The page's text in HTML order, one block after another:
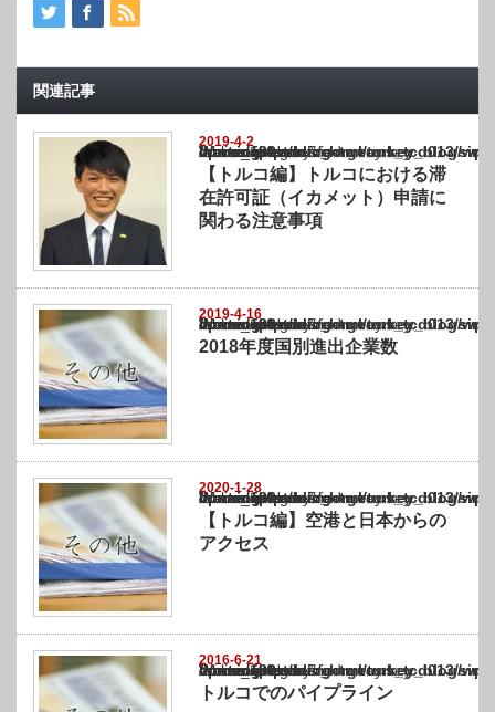
関連記事
2019-4-2
Warning
: Undefined array key "show_category" in
/home/netst/kuno-cpa.co.jp/public_html/turkey_blog/wp-content/themes/
on line183
【トルコ編】トルコにおける滞
在許可証（イカメット）申請に
関わる注意事項
2019-4-16
Warning
: Undefined array key "show_category" in
/home/netst/kuno-cpa.co.jp/public_html/turkey_blog/wp-content/themes/
on line183
2018年度国別進出企業数
2020-1-28
Warning
: Undefined array key "show_category" in
/home/netst/kuno-cpa.co.jp/public_html/turkey_blog/wp-content/themes/
on line183
【トルコ編】空港と日本からの
アクセス
2016-6-21
Warning
: Undefined array key "show_category" in
/home/netst/kuno-cpa.co.jp/public_html/turkey_blog/wp-content/themes/
on line183
トルコでのパイプライン